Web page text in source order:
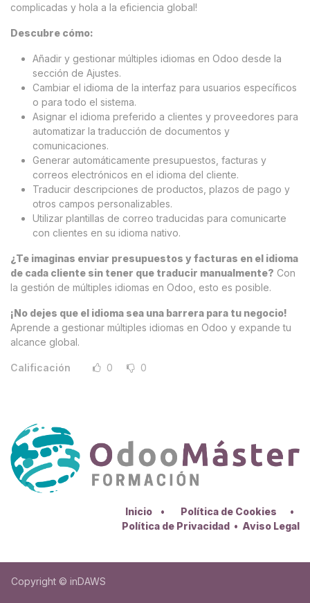
complicadas y hola a la eficiencia global!
Descubre cómo:
Añadir y gestionar múltiples idiomas en Odoo desde la
sección de Ajustes.
Cambiar el idioma de la interfaz para usuarios específicos
o para todo el sistema.
Asignar el idioma preferido a clientes y proveedores para
automatizar la traducción de documentos y
comunicaciones.
Generar automáticamente presupuestos, facturas y
correos electrónicos en el idioma del cliente.
Traducir descripciones de productos, plazos de pago y
otros campos personalizables.
Utilizar plantillas de correo traducidas para comunicarte
con clientes en su idioma nativo.
¿Te imaginas enviar presupuestos y facturas en el idioma
de cada cliente sin tener que traducir manualmente? Con
la gestión de múltiples idiomas en Odoo, esto es posible.
¡No dejes que el idioma sea una barrera para tu negocio!
Aprende a gestionar múltiples idiomas en Odoo y expande tu
alcance global.
Calificación 0 0
Inicio • Política de Cookies
•
Política de Privacidad • Aviso Legal
Copyright © inDAWS